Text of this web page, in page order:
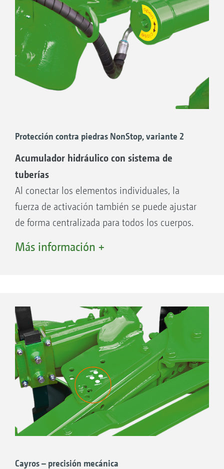
diferente forma
Sin tubos ni mangueras hidráulicas en el
bastidor del arado
Protección contra piedras NonStop, variante 2
Acumulador hidráulico con sistema de
tuberías
Al conectar los elementos individuales, la
fuerza de activación también se puede ajustar
de forma centralizada para todos los cuerpos.
hidráulico permite ajustar opcionalmente los
Las ventajas (adicionales):
El ajuste de la fuerza de activación se realiza
en una sola operación para todos los
cuerpos de arado (incluso durante la
marcha)
Gracias a las secciones correspondientes de
los tubos, los elementos solo influyen
mínimamente entre sí
Más información +
Cayros – precisión mecánica